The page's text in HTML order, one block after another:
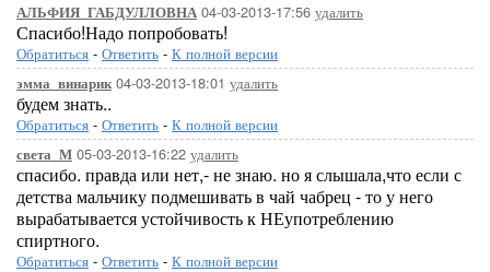
АЛЬФИЯ_ГАБДУЛЛОВНА 04-03-2013-17:56 удалить
Спасибо!Надо попробовать!
Обратиться - Ответить - К полной версии
эмма_винарик04-03-2013-18:01 удалить
будем знать..
Обратиться - Ответить - К полной версии
света_М 05-03-2013-16:22 удалить
спасибо. правда или нет,- не знаю. но я слышала,что если с
детства мальчику подмешивать в чай чабрец - то у него
вырабатывается устойчивость к НЕупотреблению
спиртного.
Обратиться - Ответить - К полной версии